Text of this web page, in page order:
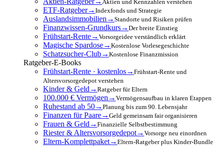
Aktien und Kennzahlen verstehen
ETF-Ratgeber→ Indexfonds und Strategie
Auslandsimmobilien → Standorte und Risiken prüfen
Finanzwissen-Grundkurs→ Der breite Einstieg
Frühstart-Rente→ Vorsorgeidee verständlich erklärt
Magische Spardose→ Kostenlose Vorlesegeschichte
Schatzsucher-Club→ Kostenlose Finanzmission
Ratgeber-E-Books
Frühstart-Rente · kostenlos→ Frühstart-Rente und
Altersvorsorgedepot verstehen
Kinder & Geld → Ratgeber für Eltern
100.000 € Vermögen → Vermögensaufbau in klaren Etappen
Ruhestand ab 50→ Planung bis zum 90. Lebensjahr
Finanzen für Paare→ Geld gemeinsam fair organisieren
Frauen & Geld → Finanzielle Selbstbestimmung
Riester & Altersvorsorgedepot→ Vorsorge neu einordnen
Eltern-Komplettpaket→ Eltern-Ratgeber plus Kinder-Bundle